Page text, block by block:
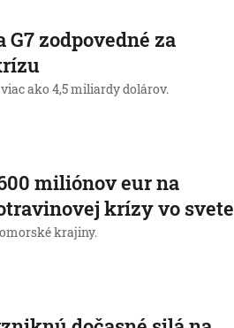
G7 zodpovedné za
ako 4,5 miliardy dolárov.
miliónov eur na
krízy vo svete
krajiny.